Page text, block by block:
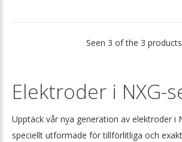
Seen 3 of the 3 products
Elektroder i NXG-
Upptäck vår nya generation av elektroder i
speciellt utformade för tillförlitliga och